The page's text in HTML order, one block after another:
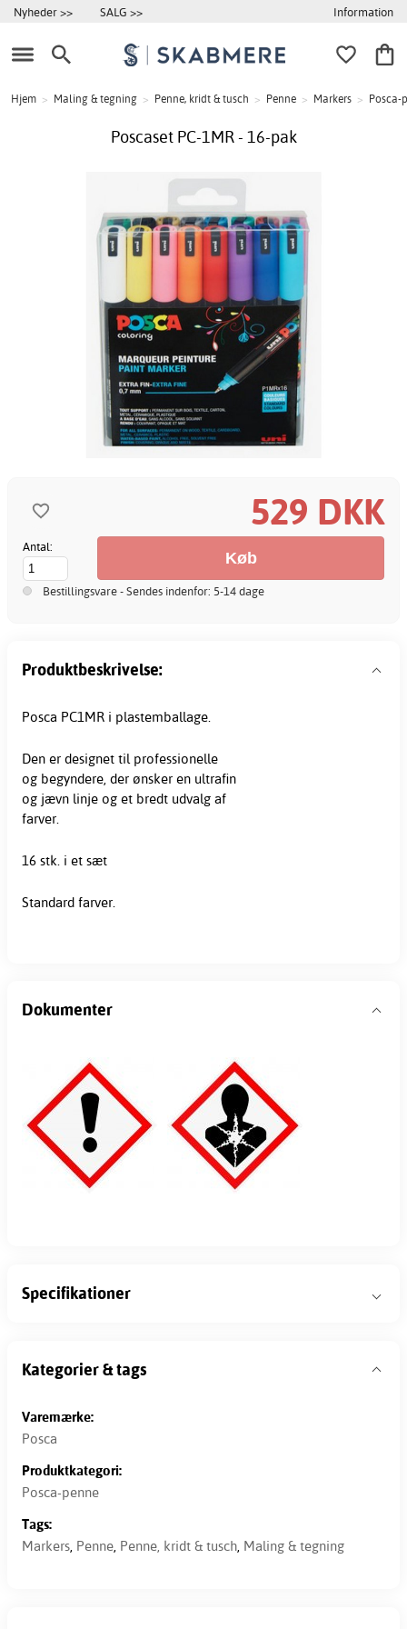
Nyheder >> SALG >> Information
Hjem > Maling & tegning > Penne, kridt & tusch > Penne > Markers > Posca-
Poscaset PC-1MR - 16-pak
529 DKK
Antal:
Bestillingsvare - Sendes indenfor: 5-14 dage
Produktbeskrivelse:
Posca PC1MR i plastemballage.
Den er designet til professionelle
og begyndere, der ønsker en ultrafin
og jævn linje og et bredt udvalg af
farver.
16 stk. i et sæt
Standard farver.
Dokumenter
Specifikationer
Kategorier & tags
Varemærke:
Posca
Produktkategori:
Posca-penne
Tags:
Markers, Penne, Penne, kridt & tusch, Maling & tegning